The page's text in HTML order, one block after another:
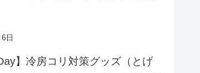
日
】冷房コリ対策グッズ（とげ